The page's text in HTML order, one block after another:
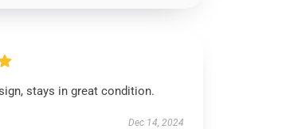
stays in great condition.
Dec 14, 2024